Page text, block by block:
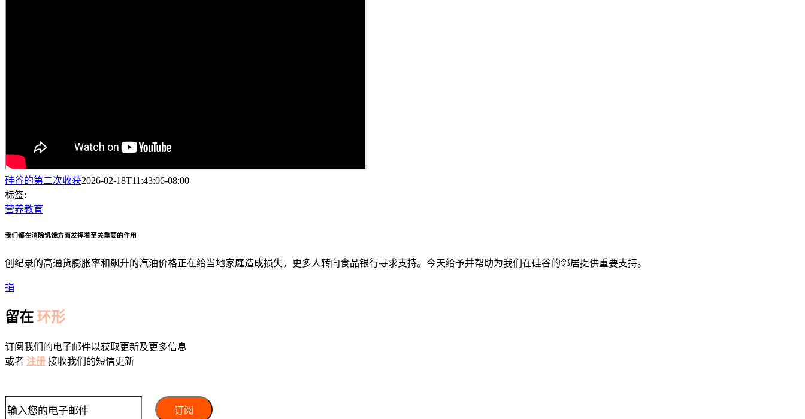
硅谷的第二次收获2026-02-18T11:43:06-08:00
标签:
营养教育
我们都在消除饥饿方面发挥着至关重要的作用
创纪录的高通货膨胀率和飙升的汽油价格正在给当地家庭造成损失，更多人转向食品银行寻求支持。今天给予并帮助为我们在硅谷的邻居提供重要支持。
捐
留在 环形
订阅我们的电子邮件以获取更新及更多信息
或者 注册 接收我们的短信更新